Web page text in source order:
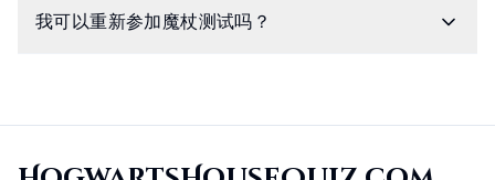
我可以重新参加魔杖测试吗？